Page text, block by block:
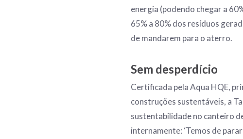
energia (podendo chegar a
65% a 80% dos resíduos
de mandarem para o aterro.
Sem desperdício
Certificada pela Aqua HQE,
construções sustentáveis, a
sustentabilidade no canteiro
internamente: ‘Temos de